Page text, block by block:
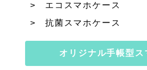
エコスマホケース
抗菌スマホケース
オリジナル手帳型ス